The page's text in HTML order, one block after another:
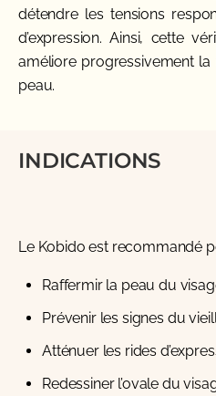
détendre les tensions
d’expression. Ainsi, cette
améliore progressivement
peau.
INDICATIONS
Le Kobido est recommandé
Raffermir la peau du
Prévenir les signes du
Atténuer les rides
Redessiner l’ovale du